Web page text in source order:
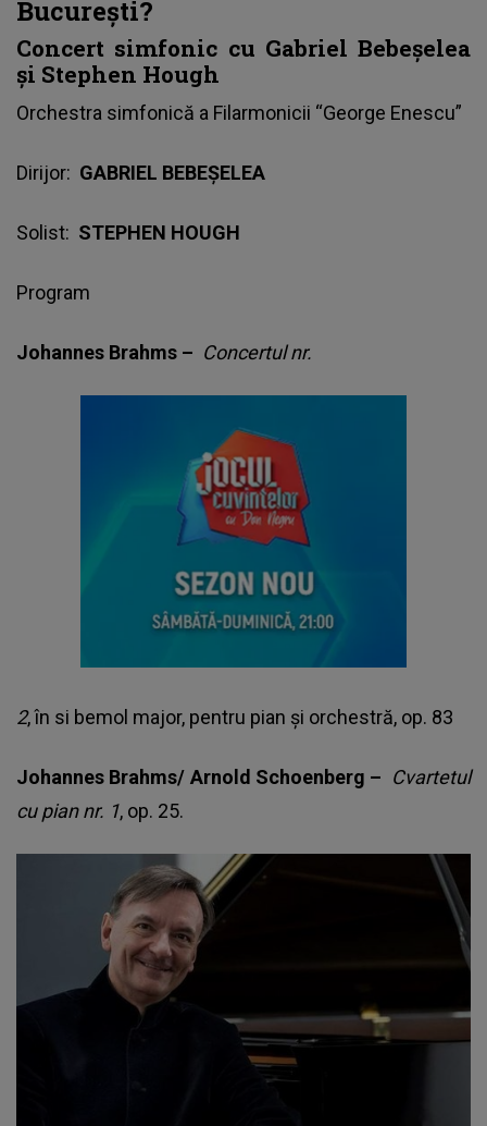
București?
Concert simfonic cu Gabriel Bebeșelea
și Stephen Hough
Orchestra simfonică a Filarmonicii “George Enescu”
Dirijor: GABRIEL BEBEŞELEA
Solist: STEPHEN HOUGH
Program
Johannes Brahms – Concertul nr.
2, în si bemol major, pentru pian și orchestră, op. 83
Johannes Brahms/ Arnold Schoenberg – Cvartetul
cu pian nr. 1, op. 25.